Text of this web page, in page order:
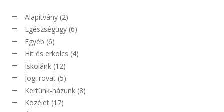
Alapítvány (2)
Egészségügy (6)
Egyéb (6)
Hit és erkölcs (4)
Iskolánk (12)
Jogi rovat (5)
Kertünk-házunk (8)
Közélet (17)